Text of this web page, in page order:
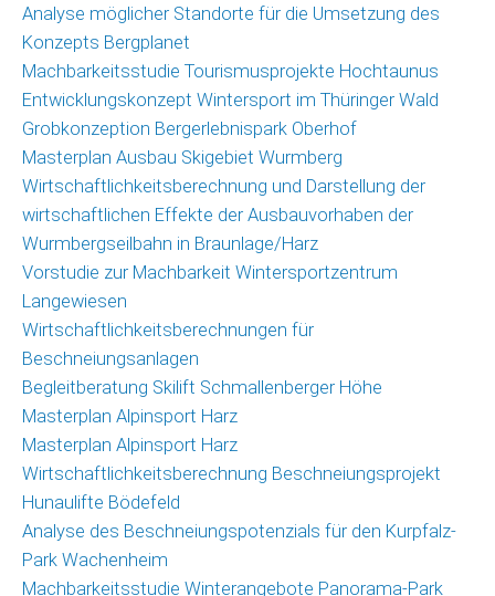
Analyse möglicher Standorte für die Umsetzung des
Konzepts Bergplanet
Machbarkeitsstudie Tourismusprojekte Hochtaunus
Entwicklungskonzept Wintersport im Thüringer Wald
Grobkonzeption Bergerlebnispark Oberhof
Masterplan Ausbau Skigebiet Wurmberg
Wirtschaftlichkeitsberechnung und Darstellung der
wirtschaftlichen Effekte der Ausbauvorhaben der
Wurmbergseilbahn in Braunlage/Harz
Vorstudie zur Machbarkeit Wintersportzentrum
Langewiesen
Wirtschaftlichkeitsberechnungen für
Beschneiungsanlagen
Begleitberatung Skilift Schmallenberger Höhe
Masterplan Alpinsport Harz
Masterplan Alpinsport Harz
Wirtschaftlichkeitsberechnung Beschneiungsprojekt
Hunaulifte Bödefeld
Analyse des Beschneiungspotenzials für den Kurpfalz-
Park Wachenheim
Machbarkeitsstudie Winterangebote Panorama-Park